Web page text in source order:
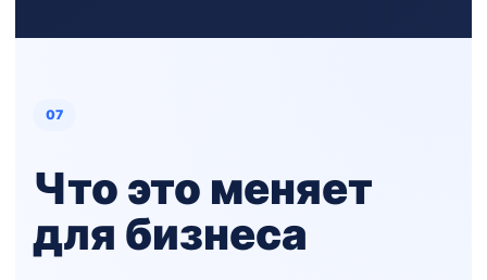
07
Что это меняет
для бизнеса